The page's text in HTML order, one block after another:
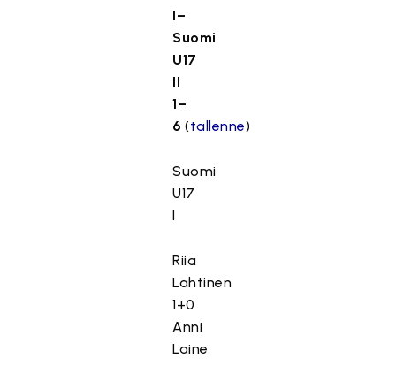
I–
Suomi
U17
II
1–
6 (tallenne)
Suomi
U17
I
Riia
Lahtinen
1+0
Anni
Laine